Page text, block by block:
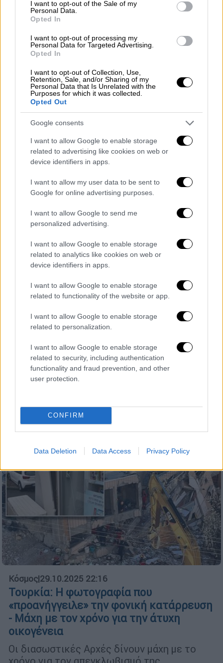
I want to opt-out of the Sale of my
Personal Data.
Opted In
I want to opt-out of processing my
Personal Data for Targeted Advertising.
Opted In
I want to opt-out of Collection, Use,
Retention, Sale, and/or Sharing of my
Personal Data that Is Unrelated with the
Purposes for which it was collected.
Opted Out
Google consents
I want to allow Google to enable storage
related to advertising like cookies on web or
device identifiers in apps.
I want to allow my user data to be sent to
Google for online advertising purposes.
I want to allow Google to send me
personalized advertising.
I want to allow Google to enable storage
related to analytics like cookies on web or
device identifiers in apps.
I want to allow Google to enable storage
related to functionality of the website or app.
I want to allow Google to enable storage
related to personalization.
I want to allow Google to enable storage
related to security, including authentication
functionality and fraud prevention, and other
user protection.
CONFIRM
Data Deletion Data Access Privacy Policy
Κόσμος|29.10.2025 22:36
τους κεντρώους D66 και ήττα Βίλντερς
δείχνει το exit poll
Αν επιβεβαιωθεί ότι το D66 αναδεικνύεται
πρώτο κόμμα στο νέο κοινοβούλιο, θα
πρόκειται για ιστορικό αποτέλεσμα
Πολιτική|29.10.2025 22:23
Οι αλλαγές στην όψη του ΥΠΕΘΑ και τα
μηνύματα Μητσοτάκη - Δένδια για τον
Άγνωστο Στρατιώτη
Η νέα εποχή στο Πεντάγωνο με την αλλαγή
της όψης του κτιρίου και οι αλλαγές στο
Κόσμος|29.10.2025 22:16
Τουρκία: Η φωτογραφία που
«προανήγγειλε» την φονική κατάρρευση
- Μάχη με τον χρόνο για την άτυχη
οικογένεια
Οι διασωστικές Αρχές δίνουν μάχη με το